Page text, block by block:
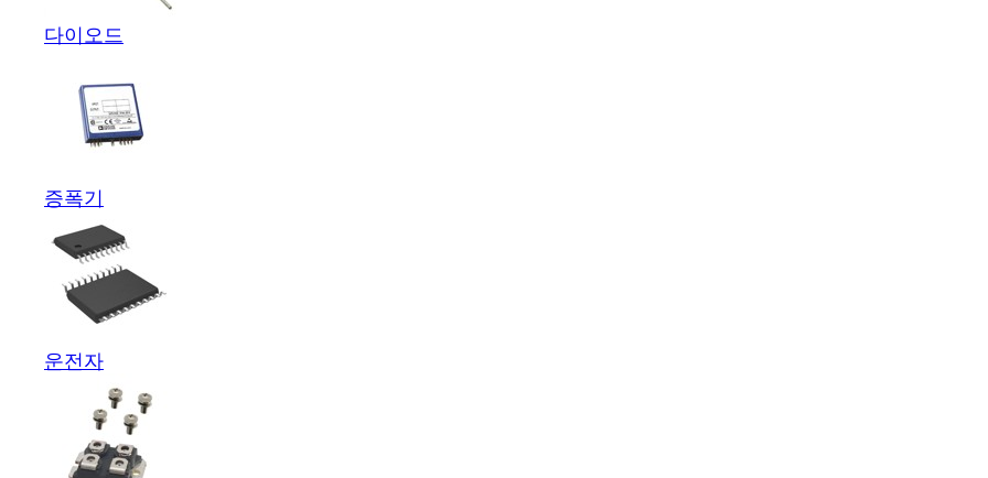
다이오드
증폭기
운전자